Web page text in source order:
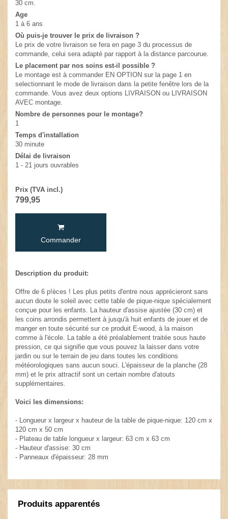
30 cm.
Age
1 à 6 ans
Où puis-je trouver le prix de livraison ?
Le prix de votre livraison se fera en page 3 du processus de
commande, celui sera adapté par rapport à la distance parcourue.
Le placement par nos soins est-il possible ?
Le montage est à commander EN OPTION sur la page 1 en
selectionnant le mode de livraison dans la petite fenêtre lors de la
commande. Vous avez deux options LIVRAISON ou LIVRAISON
AVEC montage.
Nombre de personnes pour le montage?
1
Temps d'installation
30 minute
Délai de livraison
1 - 21 jours ouvrables
Prix (TVA incl.)
799,95
Commander
Description du produit:
Offre de 6 p!èces ! Les plus petits d'entre nous apprécieront sans
aucun doute le soleil avec cette table de pique-nique spécialement
conçue pour les enfants. La hauteur d'assise ajustée (30 cm) et
les coins arrondis permettent à jusqu'à huit enfants de jouer et de
manger en toute sécurité sur ce produit E-wood, à la maison
comme à l'école. La table a été préalablement traitée sous haute
pression, ce qui signifie que vous pouvez la laisser dans votre
jardin ou sur le terrain de jeu dans toutes les conditions
météorologiques sans aucun souci. L'épaisseur de la planche (28
mm) et le prix attractif sont un certain nombre d'atouts
supplémentaires.
Voici les dimensions:
- Longueur x largeur x hauteur de la table de pique-nique: 120 cm x
120 cm x 50 cm
- Plateau de table longueur x largeur: 63 cm x 63 cm
- Hauteur d'assise: 30 cm
- Panneaux d'épaisseur: 28 mm
Produits apparentés